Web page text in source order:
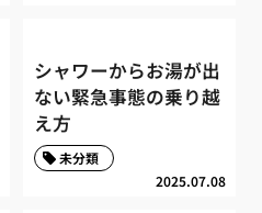
シャワーからお湯が出
ない緊急事態の乗り越
え方
2025.07.08
未分類